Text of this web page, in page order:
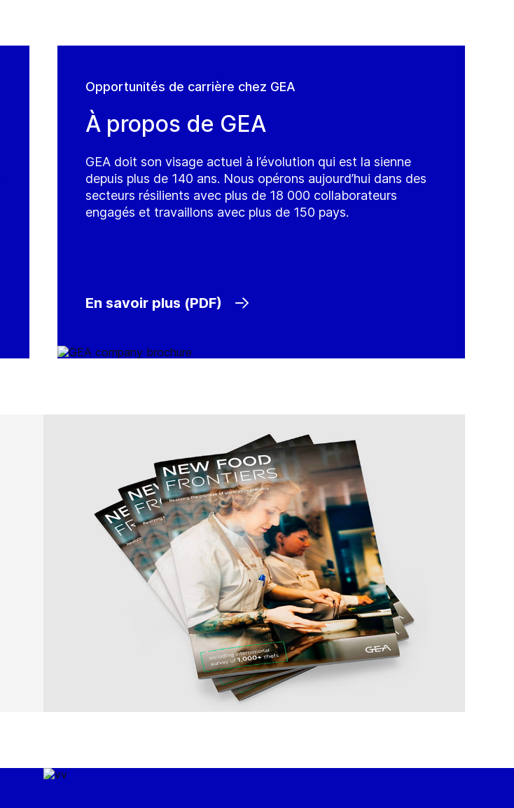
Opportunités de carrière chez GEA
À propos de GEA
GEA doit son visage actuel à l’évolution qui est la sienne
depuis plus de 140 ans. Nous opérons aujourd’hui dans des
secteurs résilients avec plus de 18 000 collaborateurs
engagés et travaillons avec plus de 150 pays.
En savoir plus (PDF)